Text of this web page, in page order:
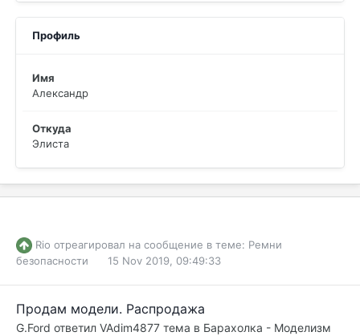
Профиль
Имя
Александр
Откуда
Элиста
Rio отреагировал на сообщение в теме: Ремни
безопасности
15 Nov 2019, 09:49:33
Продам модели. Распродажа
G.Ford ответил VAdim4877 тема в Барахолка - Моделизм